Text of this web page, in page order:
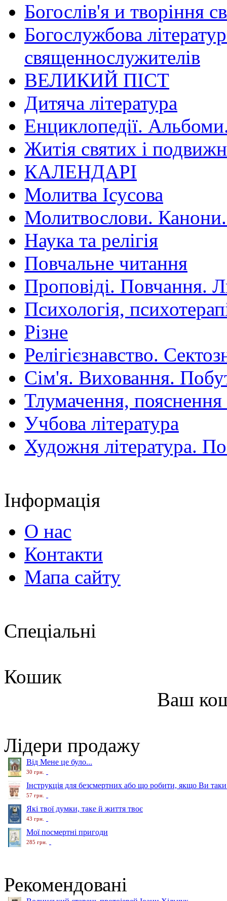
Богослів'я и творіння
Богослужбова
священнослужителів
ВЕЛИКИЙ ПІСТ
Дитяча література
Енциклопедії.
Житія святих і
КАЛЕНДАРІ
Молитва Ісусова
Молитвослови.
Наука та релігія
Повчальне читання
Проповіді. Повчання.
Психологія,
Різне
Релігієзнавство.
Сім'я. Виховання.
Тлумачення,
Учбова література
Художня література.
Інформація
О нас
Контакти
Мапа сайту
Спеціальні
Кошик
Ваш
Лідери продажу
Від Мене це було...
30 грн.
Інструкція для безсмертних або що робити, якщо Ви
57 грн.
Які твої думки, таке й життя твоє
43 грн.
Мої посмертні пригоди
285 грн.
Рекомендовані